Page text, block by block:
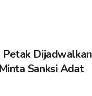
Petak Dijadwalkan
Sanksi Adat